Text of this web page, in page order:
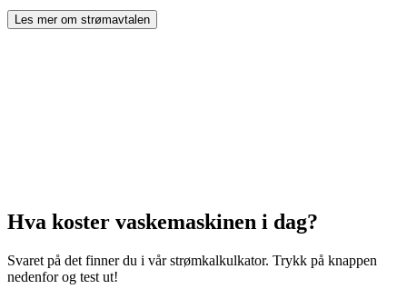
Les mer om strømavtalen
ved å åpneEn trygg og god strømavtale
Hva koster vaskemaskinen i dag?
Svaret på det finner du i vår strømkalkulkator. Trykk på knappen
nedenfor og test ut!